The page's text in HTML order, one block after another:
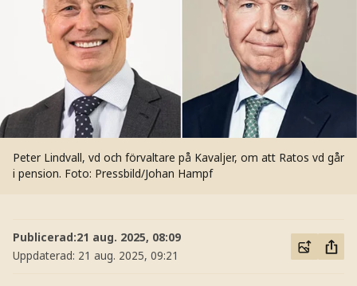
Peter Lindvall, vd och förvaltare på Kavaljer, om att Ratos vd går
i pension. Foto: Pressbild/Johan Hampf
Publicerad:21 aug. 2025, 08:09
Uppdaterad: 21 aug. 2025, 09:21